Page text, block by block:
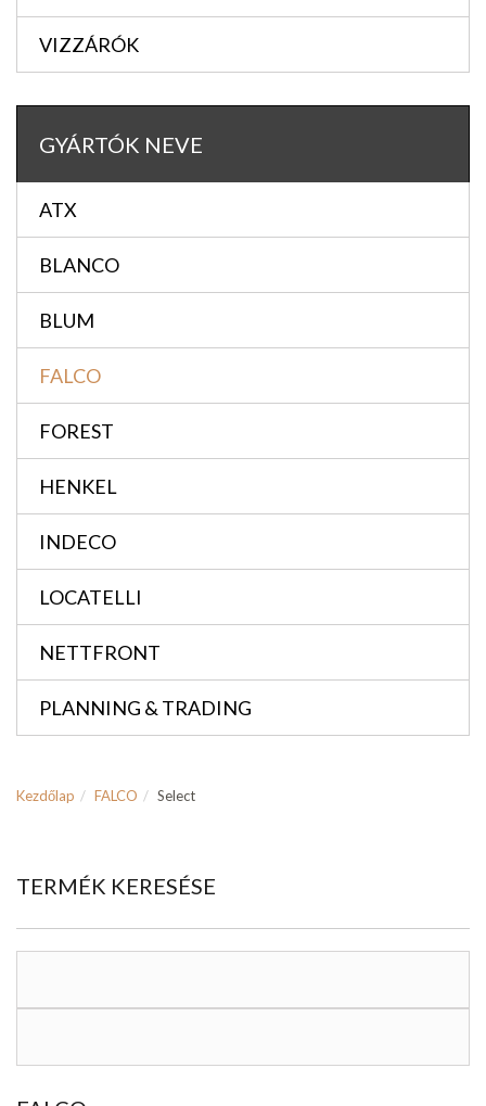
VIZZÁRÓK
GYÁRTÓK NEVE
ATX
BLANCO
BLUM
FALCO
FOREST
HENKEL
INDECO
LOCATELLI
NETTFRONT
PLANNING & TRADING
Kezdőlap FALCO Select
TERMÉK KERESÉSE